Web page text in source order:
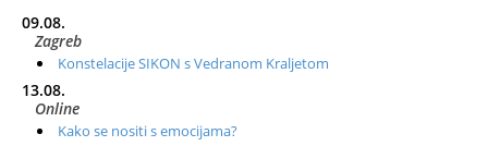
09.08.
Zagreb
Konstelacije SIKON s Vedranom Kraljetom
13.08.
Online
Kako se nositi s emocijama?